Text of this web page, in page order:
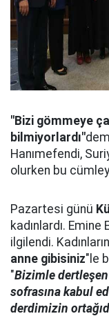
"Bizi gömmeye
bilmiyorlardı"
Hanımefendi,
olurken bu
Pazartesi günü
kadınlardı.
ilgilendi.
anne gibisiniz"le
"Bizimle dertleşen
sofrasına kabul
derdimizin